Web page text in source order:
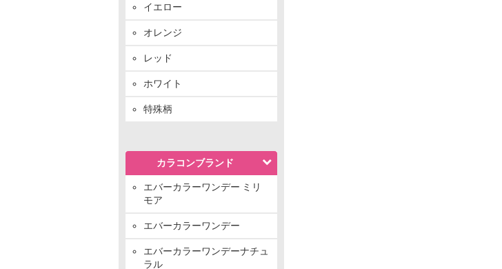
イエロー
オレンジ
レッド
ホワイト
特殊柄
カラコンブランド
エバーカラーワンデー ミリ
モア
エバーカラーワンデー
エバーカラーワンデーナチュ
ラル